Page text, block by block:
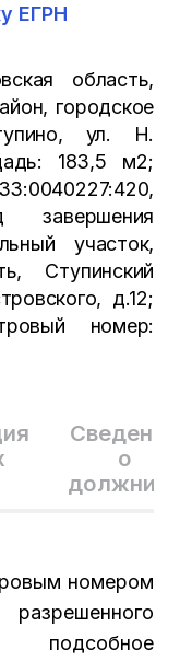
Сведения
о
номером
подсобное
ЕГРН
область,
городское
ул. Н.
183,5 м2;
завершения
участок,
Ступинский
д.12;
номер: